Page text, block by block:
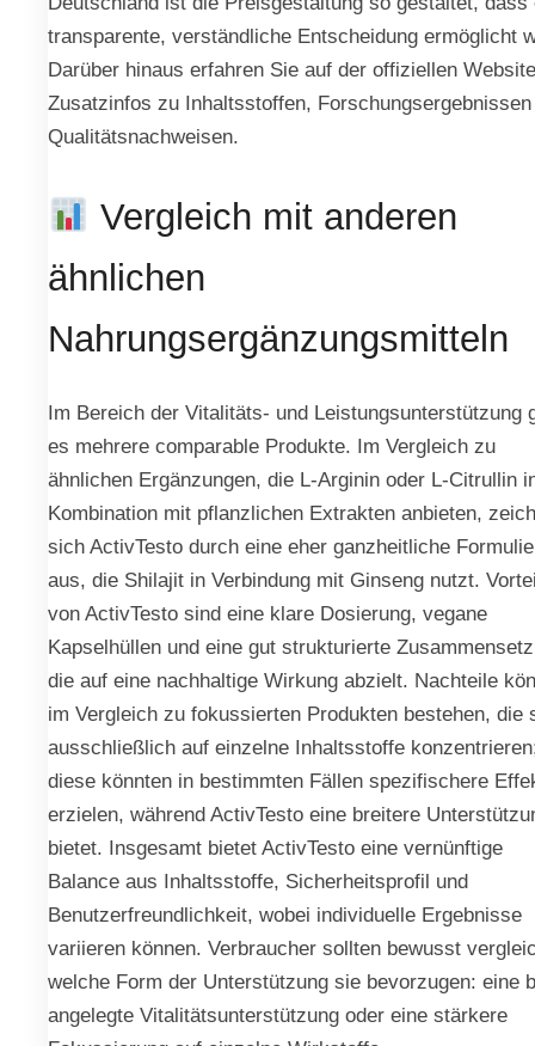
transparente, verständliche Entscheidung ermöglicht
Darüber hinaus erfahren Sie auf der offiziellen
Zusatzinfos zu Inhaltsstoffen, Forschungsergebnissen
Qualitätsnachweisen.
Vergleich mit anderen
ähnlichen
Nahrungsergänzungsmitteln
Im Bereich der Vitalitäts- und Leistungsunterstützung
es mehrere comparable Produkte. Im Vergleich zu
ähnlichen Ergänzungen, die L-Arginin oder L-Citrullin
Kombination mit pflanzlichen Extrakten anbieten,
sich ActivTesto durch eine eher ganzheitliche
aus, die Shilajit in Verbindung mit Ginseng nutzt.
von ActivTesto sind eine klare Dosierung, vegane
Kapselhüllen und eine gut strukturierte
die auf eine nachhaltige Wirkung abzielt. Nachteile
im Vergleich zu fokussierten Produkten bestehen, die
ausschließlich auf einzelne Inhaltsstoffe
diese könnten in bestimmten Fällen spezifischere
erzielen, während ActivTesto eine breitere
bietet. Insgesamt bietet ActivTesto eine vernünftige
Balance aus Inhaltsstoffe, Sicherheitsprofil und
Benutzerfreundlichkeit, wobei individuelle Ergebnisse
variieren können. Verbraucher sollten bewusst
welche Form der Unterstützung sie bevorzugen: eine
angelegte Vitalitätsunterstützung oder eine stärkere